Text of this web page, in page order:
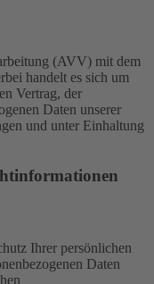
(AVV) mit dem
handelt es sich um
Vertrag, der
Daten unserer
und unter Einhaltung
Ihrer persönlichen
Daten